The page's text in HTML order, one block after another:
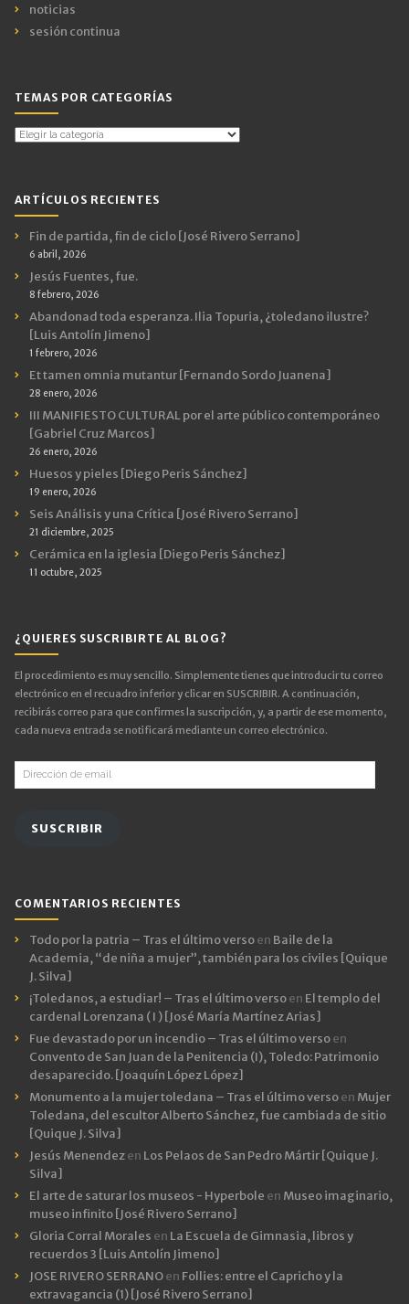
noticias
sesión continua
TEMAS POR CATEGORÍAS
Temas
ARTÍCULOS RECIENTES
Fin de partida, fin de ciclo [José Rivero Serrano]
6 abril, 2026
Jesús Fuentes, fue.
8 febrero, 2026
Abandonad toda esperanza. Ilia Topuria, ¿toledano ilustre?
[Luis Antolín Jimeno]
1 febrero, 2026
Et tamen omnia mutantur [Fernando Sordo Juanena]
28 enero, 2026
III MANIFIESTO CULTURAL por el arte público contemporáneo
[Gabriel Cruz Marcos]
26 enero, 2026
Huesos y pieles [Diego Peris Sánchez]
19 enero, 2026
Seis Análisis y una Crítica [José Rivero Serrano]
21 diciembre, 2025
Cerámica en la iglesia [Diego Peris Sánchez]
11 octubre, 2025
¿QUIERES SUSCRIBIRTE AL BLOG?
El procedimiento es muy sencillo. Simplemente tienes que introducir tu correo
electrónico en el recuadro inferior y clicar en SUSCRIBIR. A continuación,
recibirás correo para que confirmes la suscripción, y, a partir de ese momento,
cada nueva entrada se notificará mediante un correo electrónico.
Dirección
de
SUSCRIBIR
COMENTARIOS RECIENTES
Todo por la patria – Tras el último versoen Baile de la
Academia, “de niña a mujer”, también para los civiles [Quique
J. Silva]
¡Toledanos, a estudiar! – Tras el último versoen El templo del
cardenal Lorenzana ( I ) [José María Martínez Arias]
Fue devastado por un incendio – Tras el último versoen
Convento de San Juan de la Penitencia (I), Toledo: Patrimonio
desaparecido. [Joaquín López López]
Monumento a la mujer toledana – Tras el último versoen Mujer
Toledana, del escultor Alberto Sánchez, fue cambiada de sitio
[Quique J. Silva]
Jesús Menendezen Los Pelaos de San Pedro Mártir [Quique J.
Silva]
El arte de saturar los museos - Hyperbole en Museo imaginario,
museo infinito [José Rivero Serrano]
Gloria Corral Morales en La Escuela de Gimnasia, libros y
recuerdos 3 [Luis Antolín Jimeno]
JOSE RIVERO SERRANOen Follies: entre el Capricho y la
extravagancia (1) [José Rivero Serrano]